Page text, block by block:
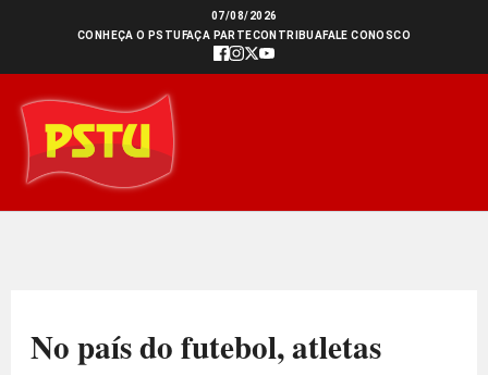
conteúdo
07/08/2026
CONHEÇA O PSTU FAÇA PARTECONTRIBUAFALE CONOSCO
No país do futebol, atletas